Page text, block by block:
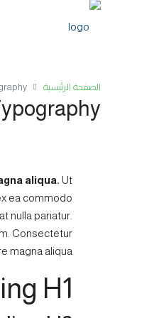
الصفحة الرئيسية
aliqua. Ut
ea commodo
nulla pariatur.
Consectetur
magna aliqua.
H1